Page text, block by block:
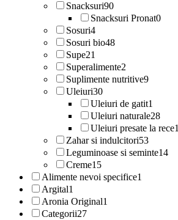
Snacksuri90
Snacksuri Pronat0
Sosuri4
Sosuri bio48
Supe21
Superalimente2
Suplimente nutritive9
Uleiuri30
Uleiuri de gatit1
Uleiuri naturale28
Uleiuri presate la rece1
Zahar si indulcitori53
Leguminoase si seminte14
Creme15
Alimente nevoi specifice1
Argital1
Aronia Original1
Categorii27